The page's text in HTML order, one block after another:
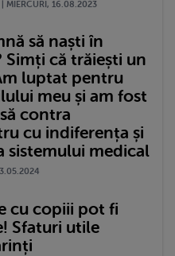
| MIERCURI, 16.08.2023
să naști în
Simți că trăiești un
luptat pentru
meu și am fost
contra
cu indiferența și
sistemului medical
cu copiii pot fi
Sfaturi utile